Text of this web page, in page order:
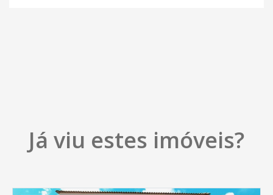
Já viu estes imóveis?